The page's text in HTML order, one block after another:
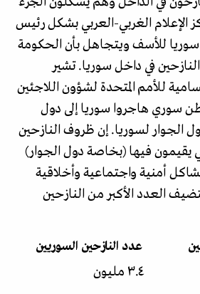
الإعلام الغربي-العربي بشكل رئيس
سوريا للأسف ويتجاهل بأن الحكومة
في داخل سوريا. تشير
للأمم المتحدة لشؤون اللاجئين
مواطن سوري هاجروا سوريا إلى دول
لسوريا. إن ظروف النازحين
يقيمون فيها (بخاصة دول الجوار)
أمنية واجتماعية وأخلاقية
العدد الأكبر من النازحين
عدد النازحين السوريين